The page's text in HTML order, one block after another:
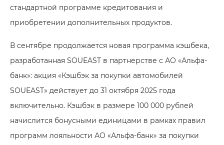
стандартной программе кредитования и
приобретении дополнительных продуктов.
В сентябре продолжается новая программа кэшбека,
разработанная SOUEAST в партнерстве с АО «Альфа-
банк»: акция «Кэшбэк за покупки автомобилей
SOUEAST» действует до 31 октября 2025 года
включительно. Кэшбэк в размере 100 000 рублей
начислится бонусными единицами в рамках правил
программ лояльности АО «Альфа-банк» за покупки